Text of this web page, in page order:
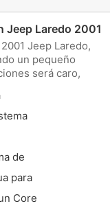
Jeep Laredo 2001
Jeep Laredo,
un pequeño
será caro,
que usted
de
para
Core